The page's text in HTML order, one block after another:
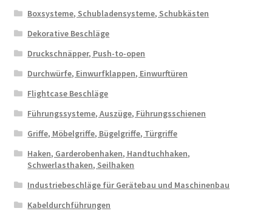
Boxsysteme, Schubladensysteme, Schubkästen
Dekorative Beschläge
Druckschnäpper, Push-to-open
Durchwürfe, Einwurfklappen, Einwurftüren
Flightcase Beschläge
Führungssysteme, Auszüge, Führungsschienen
Griffe, Möbelgriffe, Bügelgriffe, Türgriffe
Haken, Garderobenhaken, Handtuchhaken,
Schwerlasthaken, Seilhaken
Industriebeschläge für Gerätebau und Maschinenbau
Kabeldurchführungen